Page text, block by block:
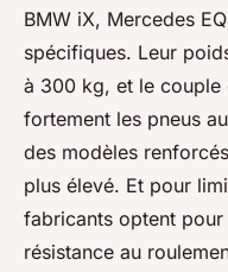
BMW iX, Mercedes
spécifiques. Leur
à 300 kg, et le
fortement les pneus
des modèles
plus élevé. Et pour
fabricants optent
résistance au